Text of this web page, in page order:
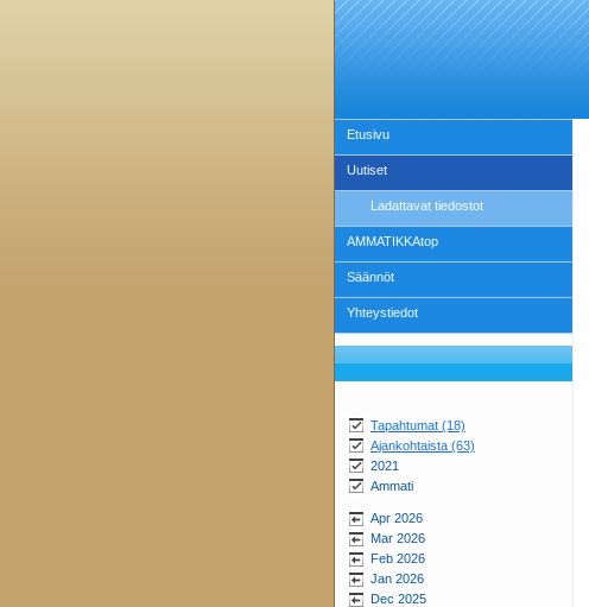
Etusivu
Uutiset
Ladattavat tiedostot
AMMATIKKAtop
Säännöt
Yhteystiedot
Tapahtumat (18)
Ajankohtaista (63)
2021
Ammati
Apr 2026
Mar 2026
Feb 2026
Jan 2026
Dec 2025